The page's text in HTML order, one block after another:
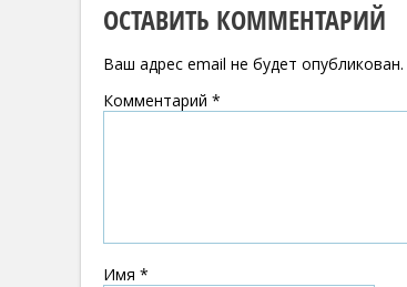
ОСТАВИТЬ КОММЕНТАРИЙ
Ваш адрес email не будет опубликован.
Комментарий *
Имя *